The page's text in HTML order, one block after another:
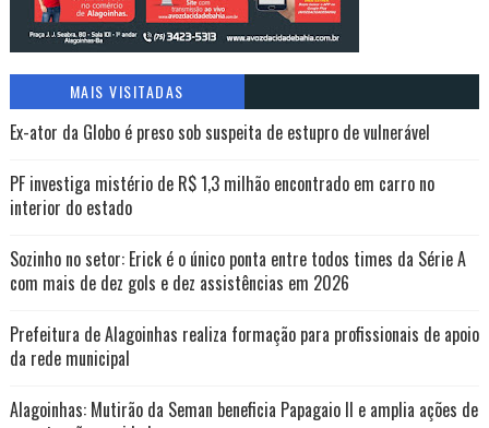
MAIS VISITADAS
Ex-ator da Globo é preso sob suspeita de estupro de vulnerável
PF investiga mistério de R$ 1,3 milhão encontrado em carro no
interior do estado
Sozinho no setor: Erick é o único ponta entre todos times da Série A
com mais de dez gols e dez assistências em 2026
Prefeitura de Alagoinhas realiza formação para profissionais de apoio
da rede municipal
Alagoinhas: Mutirão da Seman beneficia Papagaio II e amplia ações de